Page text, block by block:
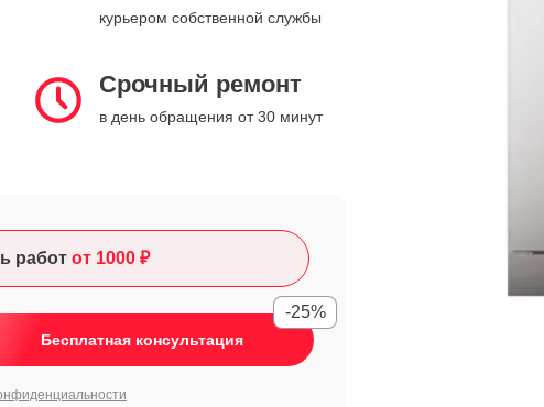
курьером собственной службы
Срочный ремонт
в день обращения от 30 минут
работ от 1000 ₽
Бесплатная консультация
-25%